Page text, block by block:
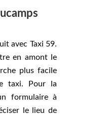
avec Taxi 59.
en amont le
plus facile
taxi. Pour la
formulaire à
le lieu de